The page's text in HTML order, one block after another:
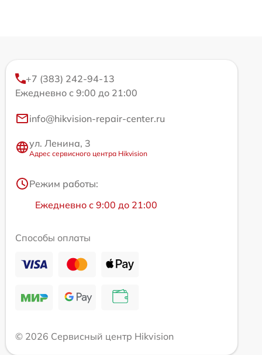
+7 (383) 242-94-13
Ежедневно с 9:00 до 21:00
info@hikvision-repair-center.ru
ул. Ленина, 3
Адрес сервисного центра Hikvision
Режим работы:
Ежедневно с 9:00 до 21:00
Способы оплаты
© 2026 Сервисный центр Hikvision